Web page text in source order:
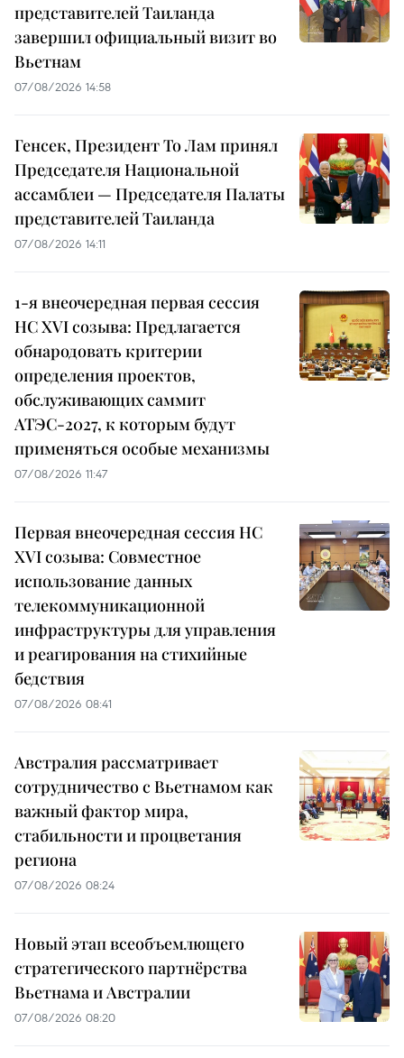
представителей Таиланда
завершил официальный визит во
Вьетнам
07/08/2026 14:58
Генсек, Президент То Лам принял
Председателя Национальной
ассамблеи — Председателя Палаты
представителей Таиланда
07/08/2026 14:11
1-я внеочередная первая сессия
НС XVI созыва: Предлагается
обнародовать критерии
определения проектов,
обслуживающих саммит
АТЭС-2027, к которым будут
применяться особые механизмы
07/08/2026 11:47
Первая внеочередная сессия НС
XVI созыва: Совместное
использование данных
телекоммуникационной
инфраструктуры для управления
и реагирования на стихийные
бедствия
07/08/2026 08:41
Австралия рассматривает
сотрудничество с Вьетнамом как
важный фактор мира,
стабильности и процветания
региона
07/08/2026 08:24
Новый этап всеобъемлющего
стратегического партнёрства
Вьетнама и Австралии
07/08/2026 08:20